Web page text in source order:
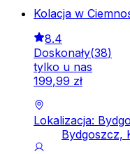
Kolacja w
8.4
Doskonały(38)
tylko u nas
199,99 zł
Lokalizacja:
Bydgoszcz,